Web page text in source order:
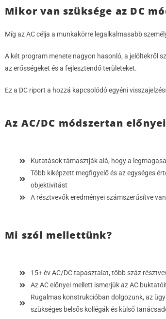
Mikor van szüksége az DC
Míg az AC célja a munkakörre legalkalmasabb
A két program menete nagyon hasonló, a jelöltekről
az erősségeket és a fejlesztendő területeket.
Ez a DC riport a hozzá kapcsolódó egyéni
Az AC/DC módszertan
Kutatások támasztják alá, hogy a
Több kiképzett megfigyelő és az egységes
objektivitást
A résztvevők eredményei számszerűsítve
Mi szól mellettünk?
15+ év AC/DC tapasztalat, több száz
Az AC előnyei mellett ismerjük az AC
Rugalmas konstrukcióban dolgozunk, az
szükséges belsős kollégák és külső